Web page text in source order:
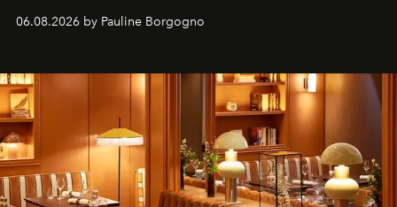
06.08.2026 by Pauline Borgogno